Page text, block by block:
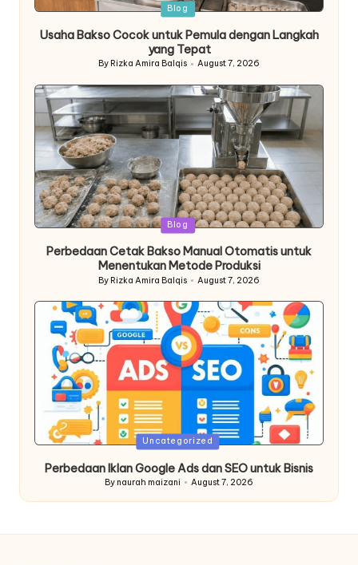
Posted
Blog
Usaha Bakso Cocok untuk Pemula dengan Langkah
yang Tepat
Posted
By Rizka Amira Balqis August 7, 2026
Posted
Blog
Perbedaan Cetak Bakso Manual Otomatis untuk
Menentukan Metode Produksi
Posted
By Rizka Amira Balqis August 7, 2026
Posted
Uncategorized
Perbedaan Iklan Google Ads dan SEO untuk Bisnis
Posted
By naurah maizani August 7, 2026